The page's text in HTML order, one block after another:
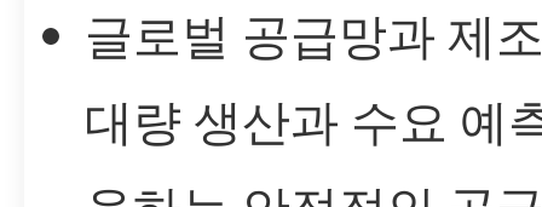
글로벌 공급망과 제
대량 생산과 수요 예